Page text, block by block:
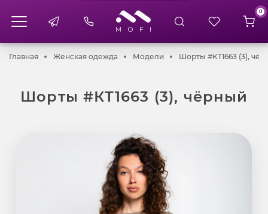
0
ГлавнаяГлавнаяЖенская одежда Женская одежда
МоделиМоделиШорты #КТ1663 (3),
Шорты #КТ1663 (3), чёрный